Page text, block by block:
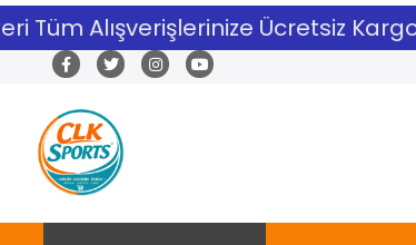
Tüm Alışverişlerinize Ücretsiz Kargo !